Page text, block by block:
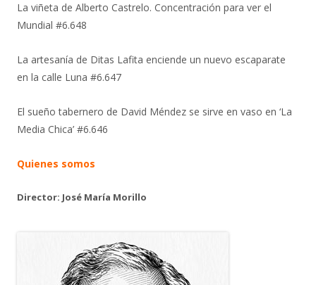
La viñeta de Alberto Castrelo. Concentración para ver el
Mundial #6.648
La artesanía de Ditas Lafita enciende un nuevo escaparate
en la calle Luna #6.647
El sueño tabernero de David Méndez se sirve en vaso en ‘La
Media Chica’ #6.646
Quienes somos
Director: José María Morillo